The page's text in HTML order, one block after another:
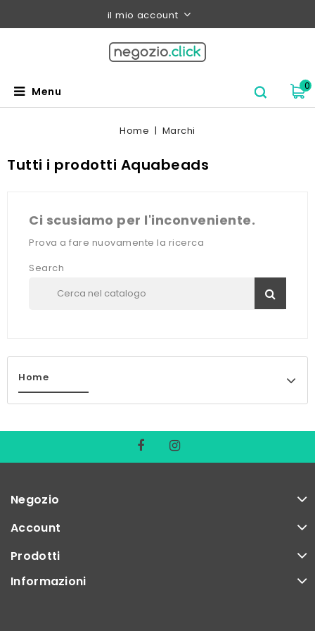
il mio account
0
Menu
Home Marchi
Tutti i prodotti Aquabeads
Ci scusiamo per l'inconveniente.
Prova a fare nuovamente la ricerca
Search
Home
Negozio
Account
Prodotti
Informazioni